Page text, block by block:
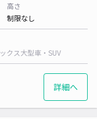
高さ
制限なし
クス大型車・SUV
詳細へ